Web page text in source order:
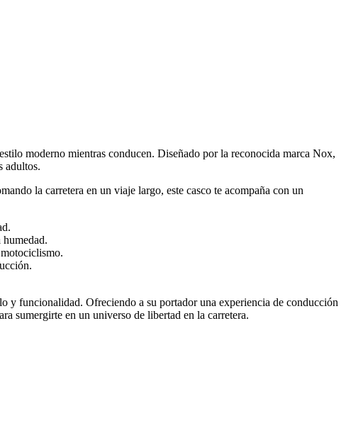
moderno mientras conducen. Diseñado por la reconocida marca Nox,
adultos.
la carretera en un viaje largo, este casco te acompaña con un
humedad.
y funcionalidad. Ofreciendo a su portador una experiencia de conducción
sumergirte en un universo de libertad en la carretera.